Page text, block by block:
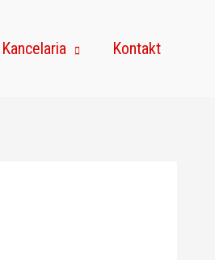
Kancelaria Kontakt